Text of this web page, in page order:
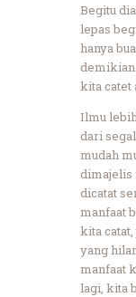
Begitu
lepas
hanya
demikian
kita catet
Ilmu
dari
mudah
dimajelis
dicatat
manfaat
kita
yang
manfaat
lagi, kita